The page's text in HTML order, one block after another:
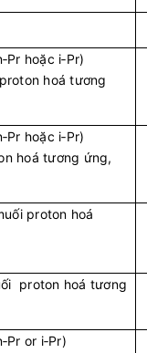
hoặc i‑Pr)
hoá tương
hoặc i‑Pr)
hoá tương ứng,
proton hoá
proton hoá tương
or i‑Pr)